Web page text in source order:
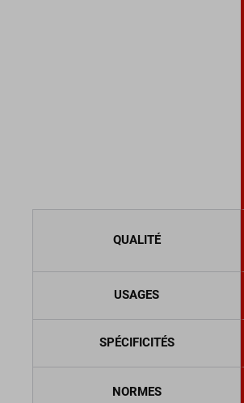
QUALITÉ
USAGES
SPÉCIFICITÉS
NORMES